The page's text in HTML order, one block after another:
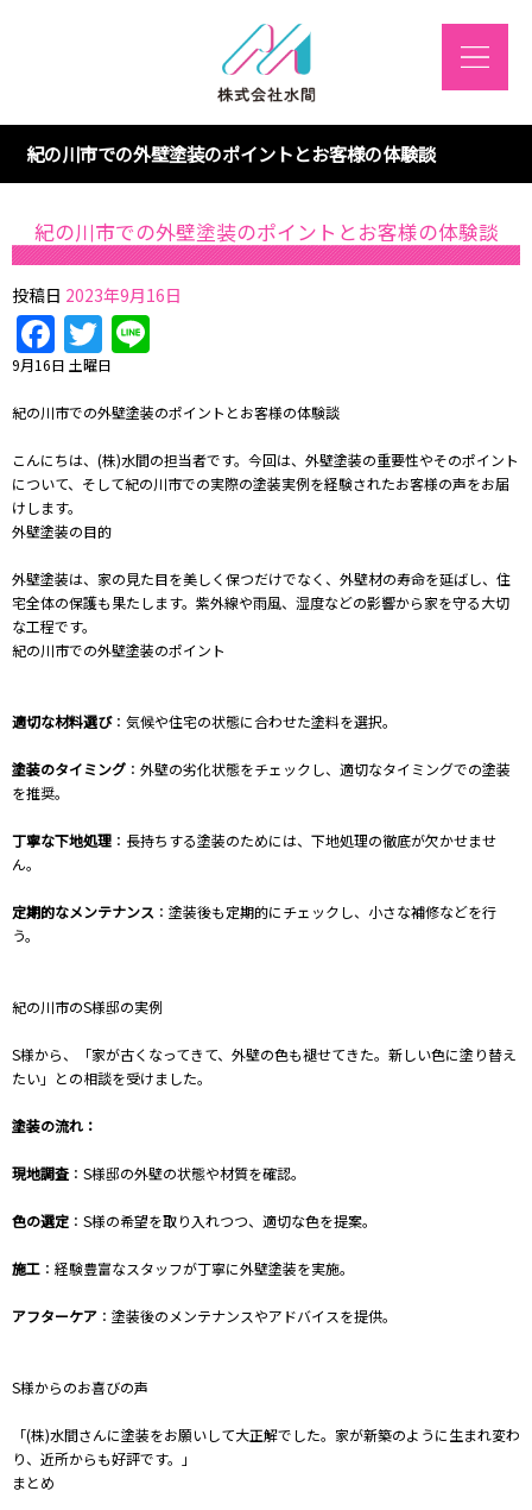
紀の川市での外壁塗装のポイントとお客様の体験談
紀の川市での外壁塗装のポイントとお客様の体験談
投稿日 2023年9月16日
Facebook
Twitter
9月16日 土曜日
紀の川市での外壁塗装のポイントとお客様の体験談
こんにちは、(株)水間の担当者です。今回は、外壁塗装の重要性やそのポイント
について、そして紀の川市での実際の塗装実例を経験されたお客様の声をお届
けします。
外壁塗装の目的
外壁塗装は、家の見た目を美しく保つだけでなく、外壁材の寿命を延ばし、住
宅全体の保護も果たします。紫外線や雨風、湿度などの影響から家を守る大切
な工程です。
紀の川市での外壁塗装のポイント
適切な材料選び：気候や住宅の状態に合わせた塗料を選択。
塗装のタイミング ：外壁の劣化状態をチェックし、適切なタイミングでの塗装
を推奨。
丁寧な下地処理 ：長持ちする塗装のためには、下地処理の徹底が欠かせませ
ん。
定期的なメンテナンス ：塗装後も定期的にチェックし、小さな補修などを行
う。
紀の川市のS様邸の実例
S様から、「家が古くなってきて、外壁の色も褪せてきた。新しい色に塗り替え
たい」との相談を受けました。
塗装の流れ：
現地調査：S様邸の外壁の状態や材質を確認。
色の選定 ：S様の希望を取り入れつつ、適切な色を提案。
施工 ：経験豊富なスタッフが丁寧に外壁塗装を実施。
アフターケア ：塗装後のメンテナンスやアドバイスを提供。
S様からのお喜びの声
「(株)水間さんに塗装をお願いして大正解でした。家が新築のように生まれ変わ
り、近所からも好評です。」
まとめ